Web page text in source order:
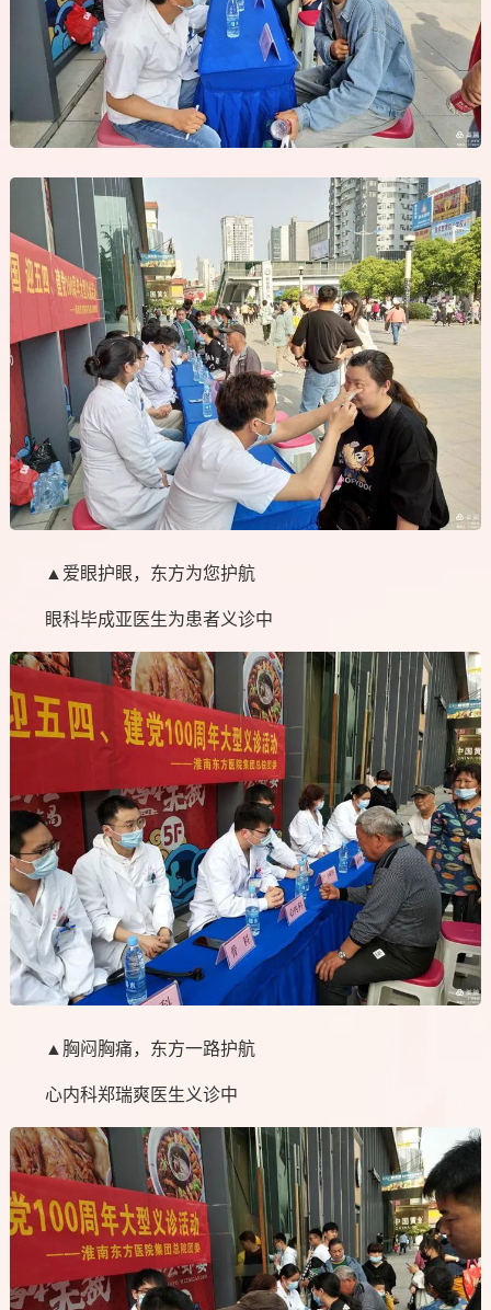
▲爱眼护眼，东方为您护航
眼科毕成亚医生为患者义诊中
▲胸闷胸痛，东方一路护航
心内科郑瑞爽医生义诊中